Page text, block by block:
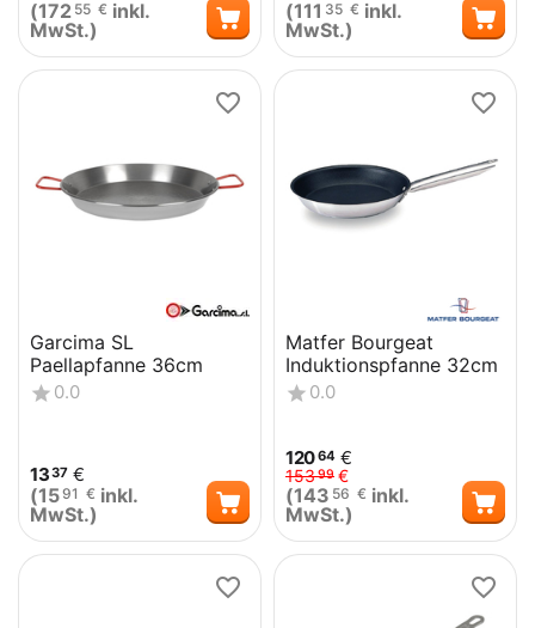
(172 55 € inkl.
MwSt.)
(111 35 € inkl.
MwSt.)
Garcima SL
Paellapfanne 36cm
0.0
1337 €
(1591 € inkl.
MwSt.)
Matfer Bourgeat
Induktionspfanne 32cm
0.0
12064 €
15399 €
(143 56 € inkl.
MwSt.)